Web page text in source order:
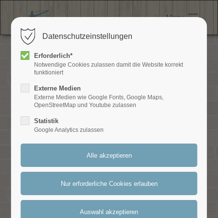
Login
Benutzername
Lorem ipsum dolor sit amet:
Menu
Badekugeln
Datenschutzeinstellungen
Erforderlich*
Notwendige Cookies zulassen damit die Website korrekt
funktioniert
Externe Medien
Externe Medien wie Google Fonts, Google Maps,
OpenStreetMap und Youtube zulassen
Statistik
Google Analytics zulassen